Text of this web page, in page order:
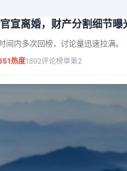
宣离婚，财产分割细节曝
间内多次回榜，讨论量迅速拉满。
热度1892评论榜单第2